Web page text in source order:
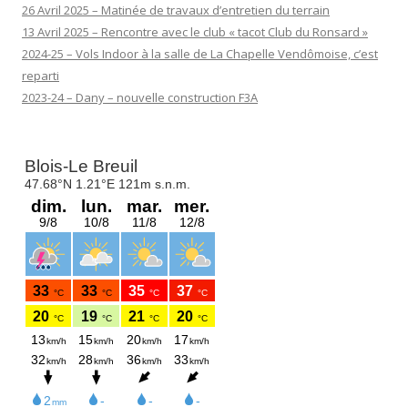
26 Avril 2025 – Matinée de travaux d’entretien du terrain
13 Avril 2025 – Rencontre avec le club « tacot Club du Ronsard »
2024-25 – Vols Indoor à la salle de La Chapelle Vendômoise, c’est
reparti
2023-24 – Dany – nouvelle construction F3A